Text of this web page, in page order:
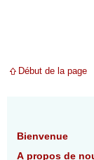
Début de la page
Bienvenue
A propos de